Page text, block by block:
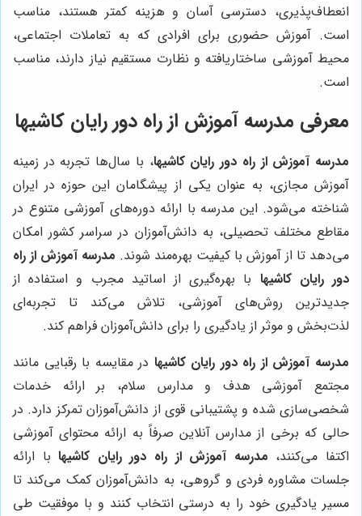
انعطاف‌پذیری، دسترسی آسان و هزینه کمتر هستند، مناسب
است. آموزش حضوری برای افرادی که به تعاملات اجتماعی،
محیط آموزشی ساختاریافته و نظارت مستقیم نیاز دارند، مناسب
است.
معرفی مدرسه آموزش از راه دور رایان کاشیها
مدرسه آموزش از راه دور رایان کاشیها، با سال‌ها تجربه در زمینه
آموزش مجازی، به عنوان یکی از پیشگامان این حوزه در ایران
شناخته می‌شود. این مدرسه با ارائه دوره‌های آموزشی متنوع در
مقاطع مختلف تحصیلی، به دانش‌آموزان در سراسر کشور امکان
می‌دهد تا از آموزش با کیفیت بهره‌مند شوند. مدرسه آموزش از راه
دور رایان کاشیها با بهره‌گیری از اساتید مجرب و استفاده از
جدیدترین روش‌های آموزشی، تلاش می‌کند تا تجربه‌ای
لذت‌بخش و موثر از یادگیری را برای دانش‌آموزان فراهم کند.
مدرسه آموزش از راه دور رایان کاشیها در مقایسه با رقبایی مانند
مجتمع آموزشی هدف و مدارس سلام، بر ارائه خدمات
شخصی‌سازی شده و پشتیبانی قوی از دانش‌آموزان تمرکز دارد. در
حالی که برخی از مدارس آنلاین صرفاً به ارائه محتوای آموزشی
اکتفا می‌کنند، مدرسه آموزش از راه دور رایان کاشیهابا ارائه
جلسات مشاوره فردی و گروهی، به دانش‌آموزان کمک می‌کند تا
مسیر یادگیری خود را به درستی انتخاب کنند و با موفقیت طی